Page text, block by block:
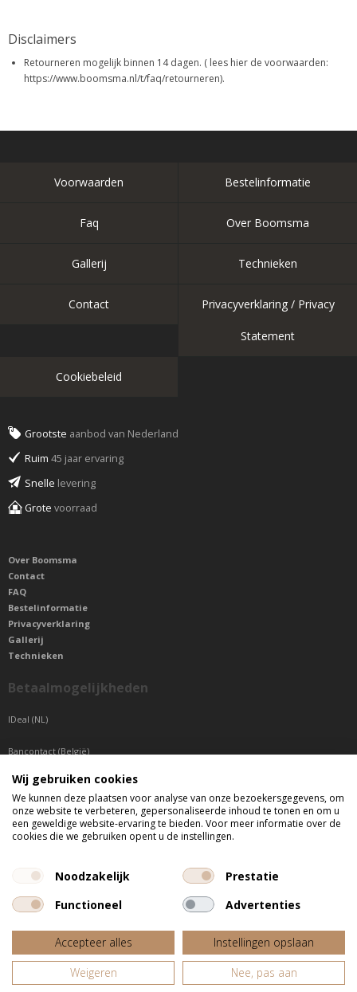
Disclaimers
Retourneren mogelijk binnen 14 dagen. ( lees hier de voorwaarden:
https://www.boomsma.nl/t/faq/retourneren).
Voorwaarden Bestelinformatie
Faq Over Boomsma
Gallerij Technieken
Contact Privacyverklaring / Privacy
Statement
Cookiebeleid
Grootste aanbod van Nederland
Ruim 45 jaar ervaring
Snelle levering
Grote voorraad
Over Boomsma
Contact
FAQ
Bestelinformatie
Privacyverklaring
Gallerij
Technieken
Betaalmogelijkheden
IDeal (NL)
Bancontact (België)
Sepa betaling (Overige landen)
Telefonisch bereikbaar
Website door
Fastware
Wij gebruiken cookies
We kunnen deze plaatsen voor analyse van onze bezoekersgegevens, om
onze website te verbeteren, gepersonaliseerde inhoud te tonen en om u
een geweldige website-ervaring te bieden. Voor meer informatie over de
cookies die we gebruiken opent u de instellingen.
Noodzakelijk
Prestatie
Functioneel
Advertenties
Accepteer alles
Instellingen opslaan
Weigeren
Nee, pas aan